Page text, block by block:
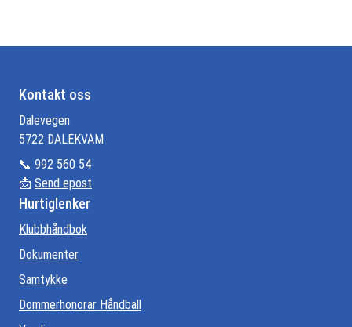
Kontakt oss
Dalevegen
5722 DALEKVAM
📞 992 560 54
📩 Send epost
Hurtiglenker
Klubbhåndbok
Dokumenter
Samtykke
Dommerhonorar Håndball